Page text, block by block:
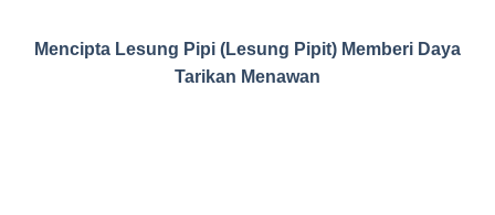
Mencipta Lesung Pipi (Lesung Pipit) Memberi Daya
Tarikan Menawan